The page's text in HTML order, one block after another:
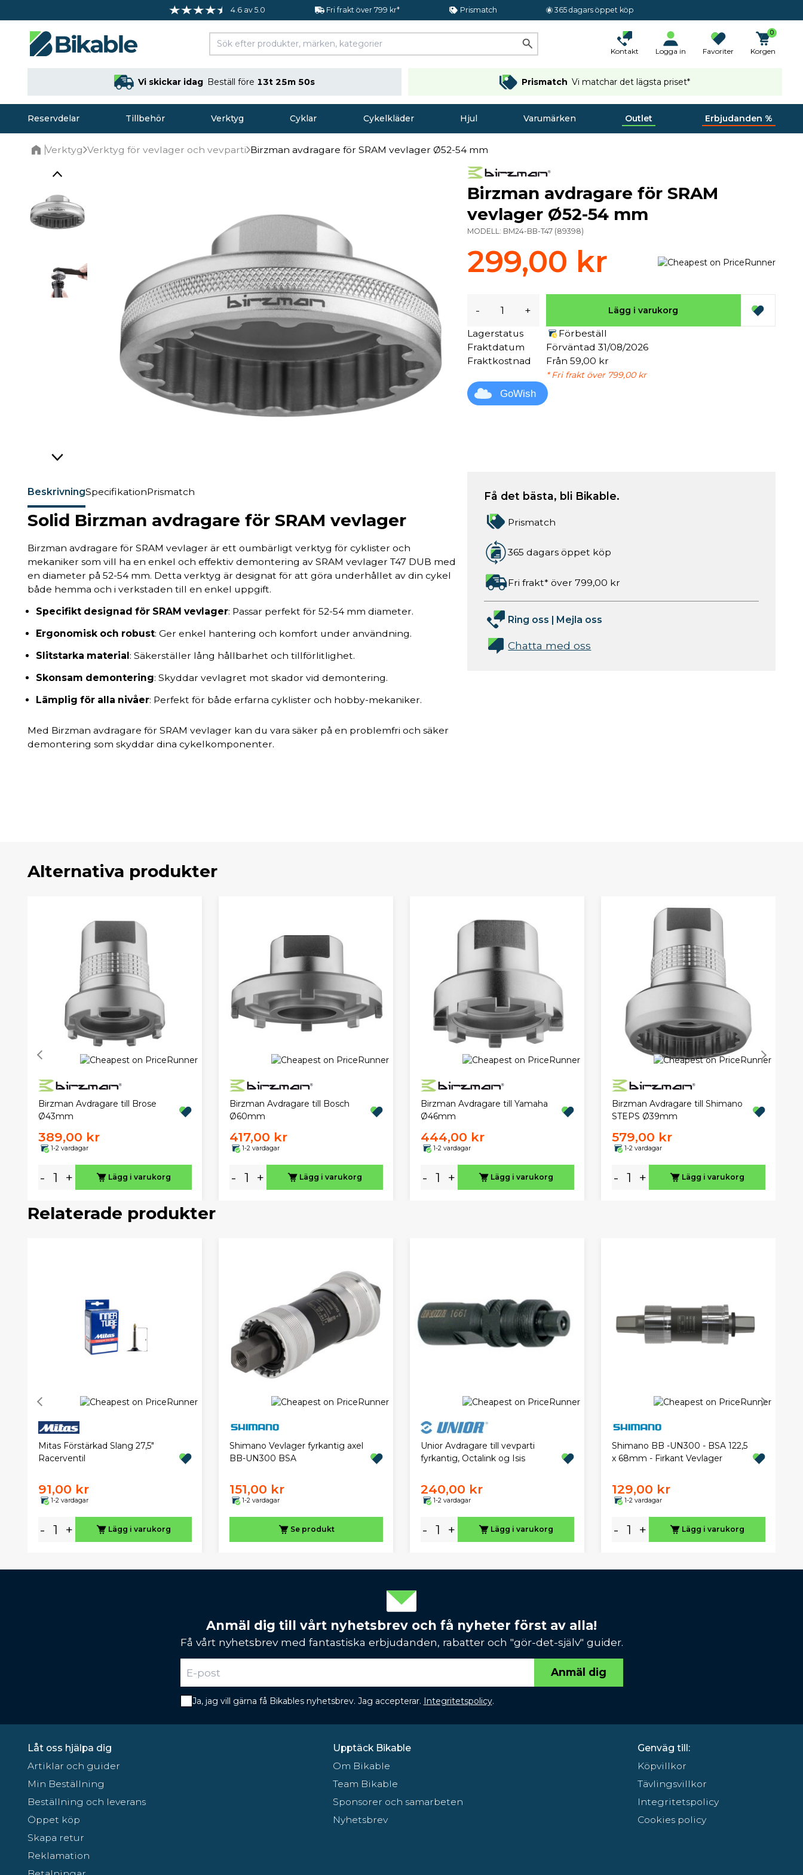
4.6 av 5.0 Fri frakt över 799 kr* Prismatch 365 dagars öppet köp
Kontakt Logga in Favoriter
0
Korgen
Vi skickar idag Beställ före 13t 25m 50s Prismatch Vi matchar det lägsta priset*
Reservdelar Tillbehör Verktyg Cyklar Cykelkläder Hjul Varumärken Outlet Erbjudanden %
Verktyg Verktyg för vevlager och vevparti Birzman avdragare för SRAM vevlager Ø52-54 mm
BeskrivningSpecifikationPrismatch
Solid Birzman avdragare för SRAM vevlager
Birzman avdragare för SRAM vevlager är ett oumbärligt verktyg för cyklister och
mekaniker som vill ha en enkel och effektiv demontering av SRAM vevlager T47 DUB med
en diameter på 52-54 mm. Detta verktyg är designat för att göra underhållet av din cykel
både hemma och i verkstaden till en enkel uppgift.
Specifikt designad för SRAM vevlager: Passar perfekt för 52-54 mm diameter.
Ergonomisk och robust: Ger enkel hantering och komfort under användning.
Slitstarka material: Säkerställer lång hållbarhet och tillförlitlighet.
Skonsam demontering: Skyddar vevlagret mot skador vid demontering.
Lämplig för alla nivåer: Perfekt för både erfarna cyklister och hobby-mekaniker.
Med Birzman avdragare för SRAM vevlager kan du vara säker på en problemfri och säker
demontering som skyddar dina cykelkomponenter.
Birzman avdragare för SRAM
vevlager Ø52-54 mm
MODELL: BM24-BB-T47 (89398)
299,00 kr
- + Lägg i varukorg
Lagerstatus
Förbeställ
Fraktdatum
Förväntad 31/08/2026
Fraktkostnad
Från 59,00 kr
* Fri frakt över 799,00 kr
GoWish
Få det bästa, bli Bikable.
Prismatch
365 dagars öppet köp
Fri frakt* över 799,00 kr
Ring oss | Mejla oss
Chatta med oss
Alternativa produkter
Birzman Avdragare till Brose
Ø43mm
389,00 kr
1-2 vardagar
- + Lägg i varukorg
Birzman Avdragare till Bosch
Ø60mm
417,00 kr
1-2 vardagar
- + Lägg i varukorg
Birzman Avdragare till Yamaha
Ø46mm
444,00 kr
1-2 vardagar
- + Lägg i varukorg
Birzman Avdragare till Shimano
STEPS Ø39mm
579,00 kr
1-2 vardagar
- + Lägg i varukorg
Relaterade produkter
Mitas Förstärkad Slang 27,5"
Racerventil
91,00 kr
1-2 vardagar
- + Lägg i varukorg
Shimano Vevlager fyrkantig axel
BB-UN300 BSA
151,00 kr
1-2 vardagar
Se produkt
Unior Avdragare till vevparti
fyrkantig, Octalink og Isis
240,00 kr
1-2 vardagar
- + Lägg i varukorg
Shimano BB -UN300 - BSA 122,5
x 68mm - Firkant Vevlager
129,00 kr
1-2 vardagar
- + Lägg i varukorg
Anmäl dig till vårt nyhetsbrev och få nyheter först av alla!
Få vårt nyhetsbrev med fantastiska erbjudanden, rabatter och "gör-det-själv" guider.
Anmäl dig
Ja, jag vill gärna få Bikables nyhetsbrev. Jag accepterar. Integritetspolicy.
Låt oss hjälpa dig
Artiklar och guider
Min Beställning
Beställning och leverans
Öppet köp
Skapa retur
Reklamation
Upptäck Bikable
Om Bikable
Team Bikable
Sponsorer och samarbeten
Nyhetsbrev
Genväg till:
Köpvillkor
Tävlingsvillkor
Integritetspolicy
Cookies policy